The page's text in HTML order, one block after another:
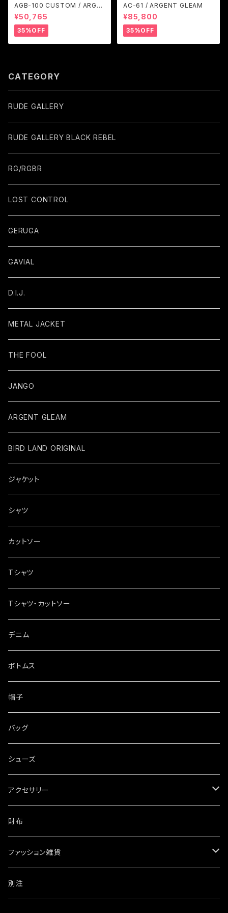
AGB-100 CUSTOM / ARGE
NT GLEAM
¥50,765
35%OFF
AC-61 / ARGENT GLEAM
¥85,800
35%OFF
CATEGORY
RUDE GALLERY
RUDE GALLERY BLACK REBEL
RG/RGBR
LOST CONTROL
GERUGA
GAVIAL
D.I.J.
METAL JACKET
THE FOOL
JANGO
ARGENT GLEAM
BIRD LAND ORIGINAL
ジャケット
シャツ
カットソー
Tシャツ
Tシャツ・カットソー
デニム
ボトムス
帽子
バッグ
シューズ
アクセサリー
ネックレス
ブレスレット・バングル
ウォレットチェーン
財布
ファッション雑貨
ワッペン・ステッカー
別注